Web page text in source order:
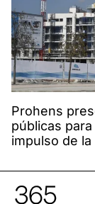
Prohens
públicas
impulso de la